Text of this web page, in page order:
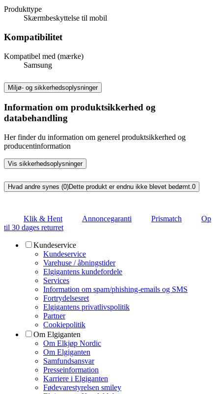
Produkttype
Skærmbeskyttelse til mobil
Kompatibilitet
Kompatibel med (mærke)
Samsung
Miljø- og sikkerhedsoplysninger
Information om produktsikkerhed og
databehandling
Her finder du information om generel produktsikkerhed og
producentinformation
Vis sikkerhedsoplysninger
Hvad andre synes (0)Dette produkt er endnu ikke blevet bedømt.0
Klik & Hent Annoncegaranti Prismatch
Op
til 30 dages returret
Kundeservice
Kundeservice
Varehuse / åbningstider
Elgigantens kundefordele
Services
Information om spam/phishing-emails og SMS
Fortrydelsesret
Elgigantens privatlivspolitik
Partner
Cookiepolitik
Om Elgiganten
Om Elkjøp Nordic
Om Elgiganten
Samfundsansvar
Presseinformation
Karriere i Elgiganten
Fødevarestyrelsen smiley